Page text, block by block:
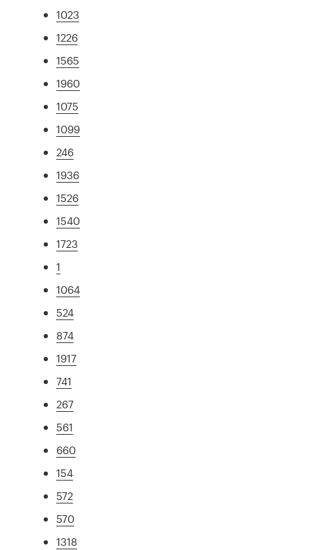
1023
1226
1565
1960
1075
1099
246
1936
1526
1540
1723
1
1064
524
874
1917
741
267
561
660
154
572
570
1318